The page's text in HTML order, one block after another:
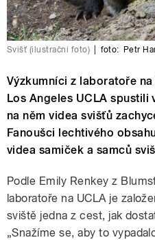
Svišť (ilustrační foto) foto: Petr
Výzkumníci z laboratoře
Los Angeles UCLA spustili
na něm videa svišťů
Fanoušci lechtivého
videa samiček a samců
Podle Emily Renkey z
laboratoře na UCLA je
sviště jedna z cest, jak
„Snažíme se, aby to